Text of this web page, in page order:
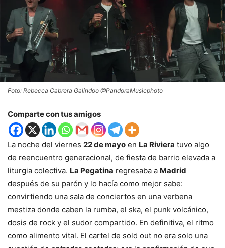
Foto: Rebecca Cabrera Galindoo @PandoraMusicphoto
Comparte con tus amigos
La noche del viernes 22 de mayo en La Riviera tuvo algo
de reencuentro generacional, de fiesta de barrio elevada a
liturgia colectiva. La Pegatina regresaba a Madrid
después de su parón y lo hacía como mejor sabe:
convirtiendo una sala de conciertos en una verbena
mestiza donde caben la rumba, el ska, el punk volcánico,
dosis de rock y el sudor compartido. En definitiva, el ritmo
como alimento vital. El cartel de sold out no era solo una